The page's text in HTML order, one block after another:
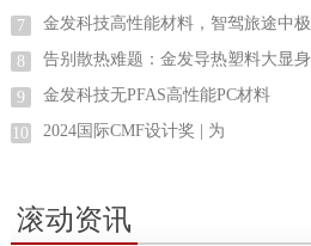
7 金发科技高性能材料，智驾旅途中极
8 告别散热难题：金发导热塑料大显身
9 金发科技无PFAS高性能PC材料
10 2024国际CMF设计奖 | 为
滚动资讯